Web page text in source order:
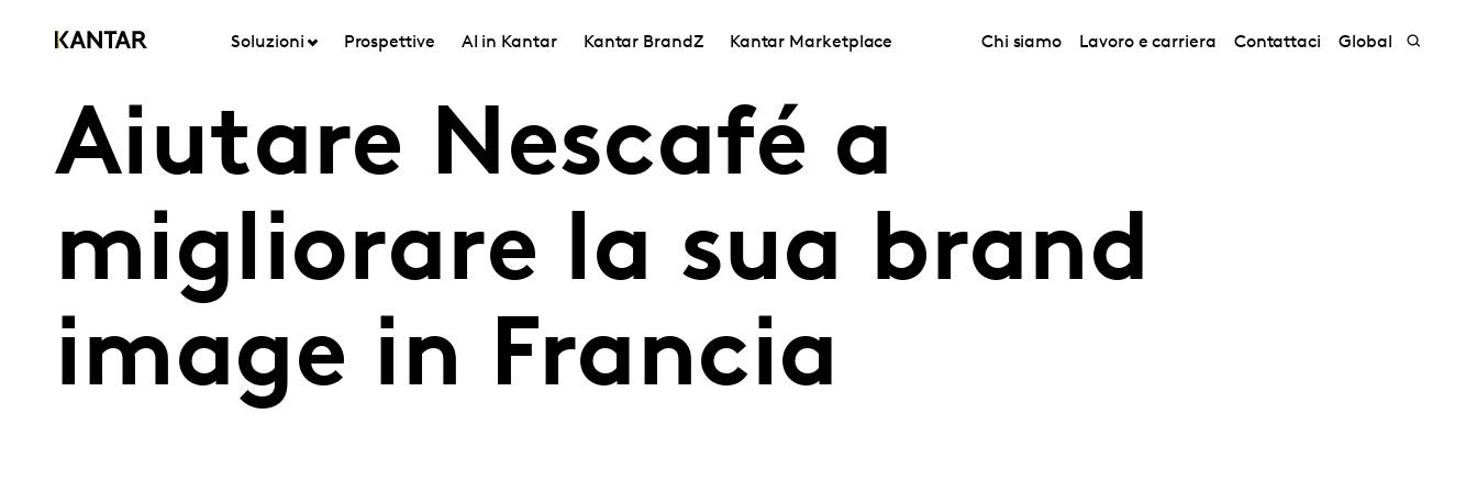
Soluzioni Prospettive AI in Kantar Kantar BrandZ Kantar Marketplace Chi siamo Lavoro e carriera Contattaci Global
Aiutare Nescafé a
migliorare la sua brand
image in Francia